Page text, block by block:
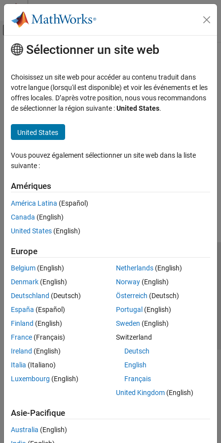
Passer au contenu
Activer/désactiver l'affichage du menu
Accueil de la documentation
Contenu principal
How useful was this information?
Sélectionner un site web
Choisissez un site web pour accéder au contenu traduit dans
votre langue (lorsqu'il est disponible) et voir les événements et les
offres locales. D’après votre position, nous vous recommandons
de sélectionner la région suivante :United States.
United States
Vous pouvez également sélectionner un site web dans la liste
suivante :
Amériques
América Latina (Español)
Canada (English)
United States (English)
Europe
Belgium (English)
Denmark (English)
Deutschland (Deutsch)
España (Español)
Finland (English)
France (Français)
Ireland (English)
Italia (Italiano)
Luxembourg (English)
Netherlands(English)
Norway(English)
Österreich (Deutsch)
Portugal (English)
Sweden (English)
Switzerland
Deutsch
English
Français
United Kingdom(English)
Asie-Pacifique
Australia (English)
Lutte anti-piratage
Contacts locaux
© 1994-2026 The MathWorks, Inc.